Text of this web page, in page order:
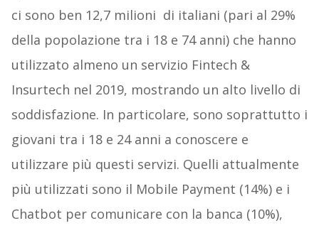
ci sono ben 12,7 milioni di italiani (pari al 29%
della popolazione tra i 18 e 74 anni) che hanno
utilizzato almeno un servizio Fintech &
Insurtech nel 2019, mostrando un alto livello di
soddisfazione. In particolare, sono soprattutto i
giovani tra i 18 e 24 anni a conoscere e
utilizzare più questi servizi. Quelli attualmente
più utilizzati sono il Mobile Payment (14%) e i
Chatbot per comunicare con la banca (10%),